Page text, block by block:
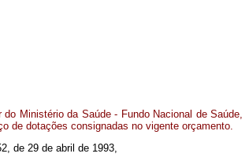
Ministério da Saúde - Fundo Nacional de Saúde,
de dotações consignadas no vigente orçamento.
de 29 de abril de 1993,